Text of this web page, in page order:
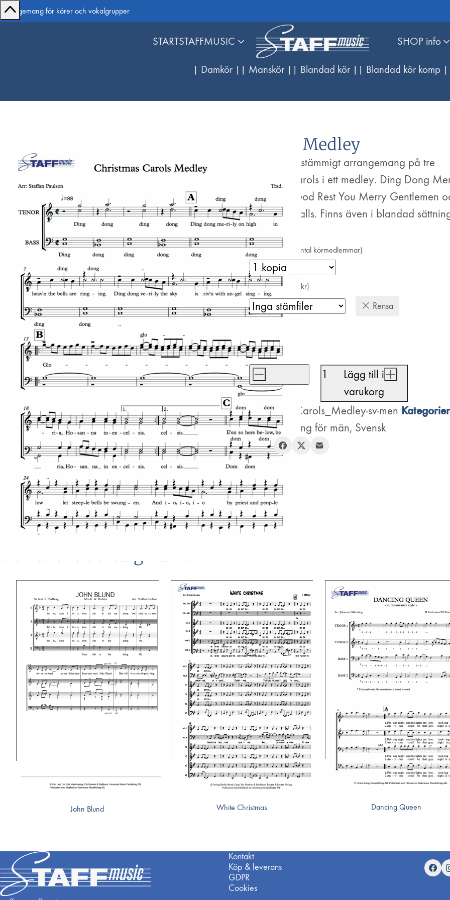
Arrangemang för körer och vokalgrupper
STARTSTAFFMUSIC SHOP info
| Damkör | | Manskör | | Blandad kör | | Blandad kör komp |
Carols Medley
Klassiskt fyrstämmigt arrangemang på tre
engelska carols i ett medley. Ding Dong
On High, God Rest You Merry Gentlemen
Deck the Halls. Finns även i blandad
Antal kopior (=antal körmedlemmar)
Stämfiler (+200 kr)
Rensa
410kr
Carols
Medley
mängd
- +
Lägg till i
varukorg
Artikelnr: Carols_Medley-sv-men
Arrangemang för män, Svensk
Dela:
Du kanske också gillar …
John Blund White Christmas Dancing Queen
Kontakt
Köp & leverans
GDPR
Cookies